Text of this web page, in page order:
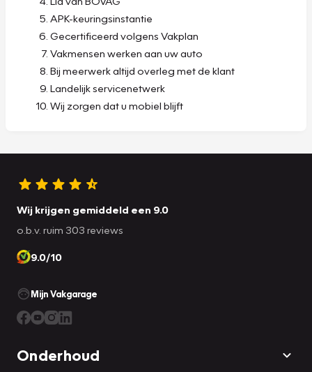
APK-keuringsinstantie
Gecertificeerd volgens Vakplan
Vakmensen werken aan uw auto
Bij meerwerk altijd overleg met de klant
Landelijk servicenetwerk
Wij zorgen dat u mobiel blijft
Wij krijgen gemiddeld een 9.0
o.b.v. ruim 303 reviews
9.0/10
Mijn Vakgarage
Onderhoud